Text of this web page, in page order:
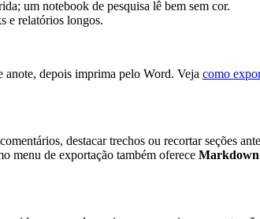
um notebook de pesquisa lê bem sem cor.
e relatórios longos.
anote, depois imprima pelo Word. Veja como
destacar trechos ou recortar seções
menu de exportação também oferece Markdown